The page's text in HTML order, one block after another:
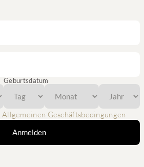
Geburtsdatum
Allgemeinen Geschäftsbedingungen
Anmelden